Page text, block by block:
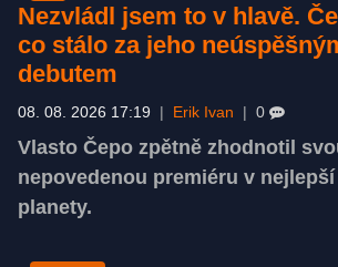
Nezvládl jsem to v hlavě.
co stálo za jeho
debutem
08. 08. 2026 17:19 Erik Ivan 0
Vlasto Čepo zpětně zhodnotil
nepovedenou premiéru v nejlepší
planety.